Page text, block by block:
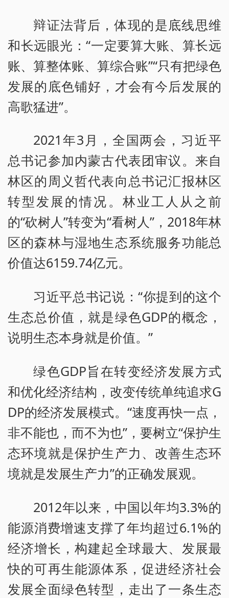
辩证法背后，体现的是底线思维
和长远眼光：“一定要算大账、算长远
账、算整体账、算综合账”“只有把绿色
发展的底色铺好，才会有今后发展的
高歌猛进”。
2021年3月，全国两会，习近平
总书记参加内蒙古代表团审议。来自
林区的周义哲代表向总书记汇报林区
转型发展的情况。林业工人从之前
的“砍树人”转变为“看树人”，2018年林
区的森林与湿地生态系统服务功能总
价值达6159.74亿元。
习近平总书记说：“你提到的这个
生态总价值，就是绿色GDP的概念，
说明生态本身就是价值。”
绿色GDP旨在转变经济发展方式
和优化经济结构，改变传统单纯追求G
DP的经济发展模式。“速度再快一点，
非不能也，而不为也”，要树立“保护生
态环境就是保护生产力、改善生态环
境就是发展生产力”的正确发展观。
2012年以来，中国以年均3.3%的
能源消费增速支撑了年均超过6.1%的
经济增长，构建起全球最大、发展最
快的可再生能源体系，促进经济社会
发展全面绿色转型，走出了一条生态